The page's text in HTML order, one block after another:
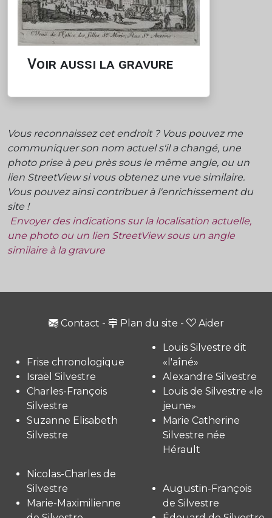
Voir aussi la gravure
Vous reconnaissez cet endroit ? Vous pouvez me
communiquer son nom actuel s'il a changé, une
photo prise à peu près sous le même angle, ou un
lien StreetView si vous obtenez une vue similaire.
Vous pouvez ainsi contribuer à l'enrichissement du
site !
Envoyer des indications sur la localisation actuelle,
une photo ou un lien StreetView sous un angle
similaire à la gravure
Contact - Plan du site - Aider
Frise chronologique
Israël Silvestre
Charles-François
Silvestre
Suzanne Elisabeth
Silvestre
Louis Silvestre dit
«l'aîné»
Alexandre Silvestre
Louis de Silvestre «le
jeune»
Marie Catherine
Silvestre née
Hérault
Nicolas-Charles de
Silvestre
Marie-Maximilienne
Augustin-François
de Silvestre